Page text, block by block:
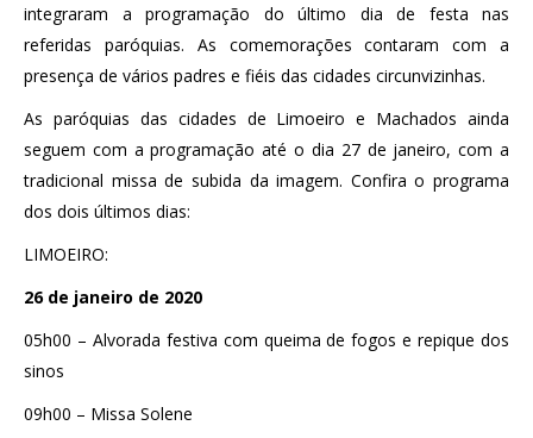
integraram a programação do último dia de festa nas
referidas paróquias. As comemorações contaram com a
presença de vários padres e fiéis das cidades circunvizinhas.
As paróquias das cidades de Limoeiro e Machados ainda
seguem com a programação até o dia 27 de janeiro, com a
tradicional missa de subida da imagem. Confira o programa
dos dois últimos dias:
LIMOEIRO:
26 de janeiro de 2020
05h00 – Alvorada festiva com queima de fogos e repique dos
sinos
09h00 – Missa Solene